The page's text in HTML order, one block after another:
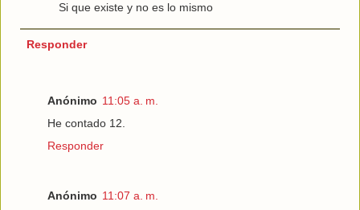
Si que existe y no es lo mismo
Responder
Anónimo 11:05 a. m.
He contado 12.
Responder
Anónimo 11:07 a. m.